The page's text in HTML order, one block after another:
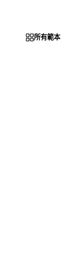
所有範本